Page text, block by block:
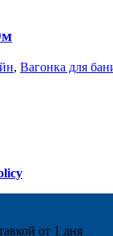
, Вагонка для
от 1 дня